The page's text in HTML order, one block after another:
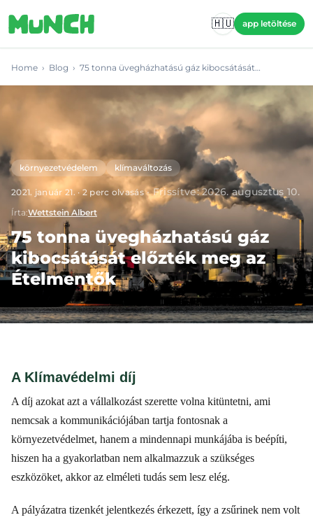
🇭🇺
app letöltése
Home › Blog › 75 tonna üvegházhatású gáz kibocsátását…
környezetvédelem klímaváltozás
2021. január 21.·2 perc olvasás·Frissítve:2026. augusztus 10.
Írta:Wettstein Albert
75 tonna üvegházhatású gáz
kibocsátását előzték meg az
Ételmentők
A Klímavédelmi díj
A díj azokat azt a vállalkozást szerette volna kitüntetni, ami
nemcsak a kommunikációjában tartja fontosnak a
környezetvédelmet, hanem a mindennapi munkájába is beépíti,
hiszen ha a gyakorlatban nem alkalmazzuk a szükséges
eszközöket, akkor az elméleti tudás sem lesz elég.
A pályázatra tizenkét jelentkezés érkezett, így a zsűrinek nem volt